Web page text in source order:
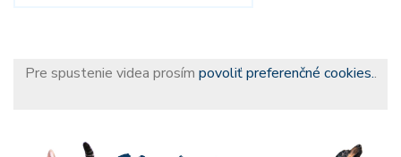
Pre spustenie videa prosím povoliť preferenčné cookies..